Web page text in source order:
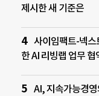
제시한 새 기준은
사이임팩트-넥스
한 AI 리빙랩 업무 협
AI, 지속가능경